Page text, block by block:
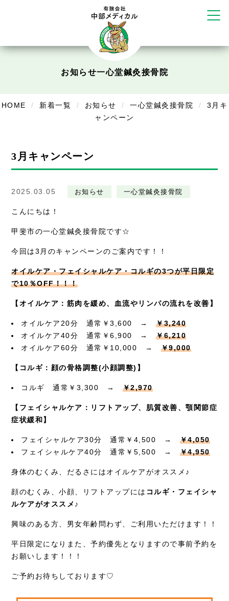
かえる堂鍼灸院 整骨院 うるま店 ウェルネス鍼灸院・接骨院 甲府千
リラクゼーション
ボディコンフォート Cure
在宅部門事務所
採用情報
お知らせ一心堂鍼灸接骨院
HOME 新着一覧 お知らせ 一心堂鍼灸接骨院
3月キ
ャンペーン
3月キャンペーン
2025.03.05 お知らせ 一心堂鍼灸接骨院
こんにちは！
甲斐市の一心堂鍼灸接骨院です☆
今回は3月のキャンペーンのご案内です！！
オイルケア・フェイシャルケア・コルギの3つが平日限定
で10％OFF！！！
【オイルケア：筋肉を緩め、血流やリンパの流れを改善】
オイルケア20分 通常￥3,600 →￥3,240
オイルケア40分 通常￥6,900 →￥6,210
オイルケア60分 通常￥10,000 → ￥9,000
【コルギ：顔の骨格調整(小顔調整)】
コルギ 通常￥3,300 → ￥2,970
【フェイシャルケア：リフトアップ、肌質改善、顎関節症
症状緩和】
フェイシャルケア30分 通常￥4,500 → ￥4,050
フェイシャルケア40分 通常￥5,500 → ￥4,950
身体のむくみ、だるさにはオイルケアがオススメ♪
顔のむくみ、小顔、リフトアップには コルギ・フェイシャ
ルケアがオススメ♪
興味のある方、男女年齢問わず、ご利用いただけます！！
平日限定になりまた、予約優先となりますので事前予約を
お願いします！！！
ご予約お待ちしております♡